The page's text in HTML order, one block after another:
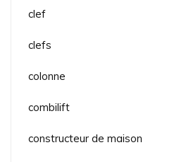
clef
clefs
colonne
combilift
constructeur de maison